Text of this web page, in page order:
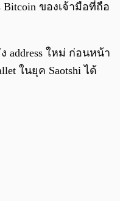
ของเจ้ามือที่ถือ
address ใหม่ ก่อนหน้า
ในยุค Saotshi ได้